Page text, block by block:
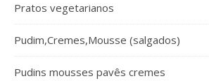
Pratos vegetarianos
Pudim,Cremes,Mousse (salgados)
Pudins mousses pavês cremes